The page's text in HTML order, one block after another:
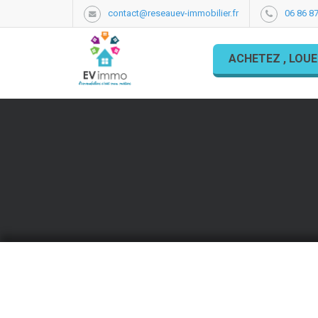
contact@reseauev-immobilier.fr 06 86
ACHETEZ ,